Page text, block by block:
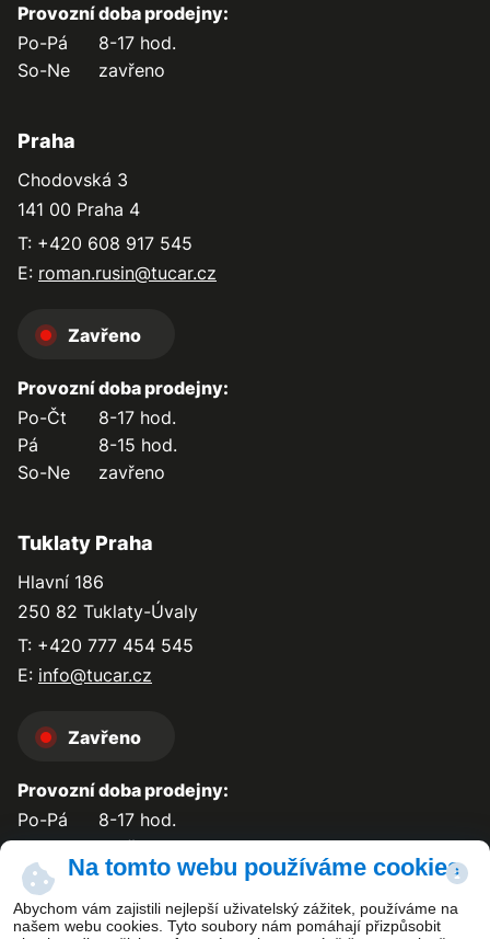
Na tomto webu používáme cookies
Abychom vám zajistili nejlepší uživatelský zážitek, používáme na
našem webu cookies. Tyto soubory nám pomáhají přizpůsobit
Provozní doba prodejny:
Po-Pá
8-17 hod.
So-Ne
zavřeno
Praha
Chodovská 3
141 00 Praha 4
T: +420 608 917 545
E: roman.rusin@tucar.cz
Zavřeno
Provozní doba prodejny:
Po-Čt
8-17 hod.
Pá
8-15 hod.
So-Ne
zavřeno
Tuklaty Praha
Hlavní 186
250 82 Tuklaty-Úvaly
T: +420 777 454 545
E: info@tucar.cz
Zavřeno
Provozní doba prodejny:
Po-Pá
8-17 hod.
So-Ne
zavřeno